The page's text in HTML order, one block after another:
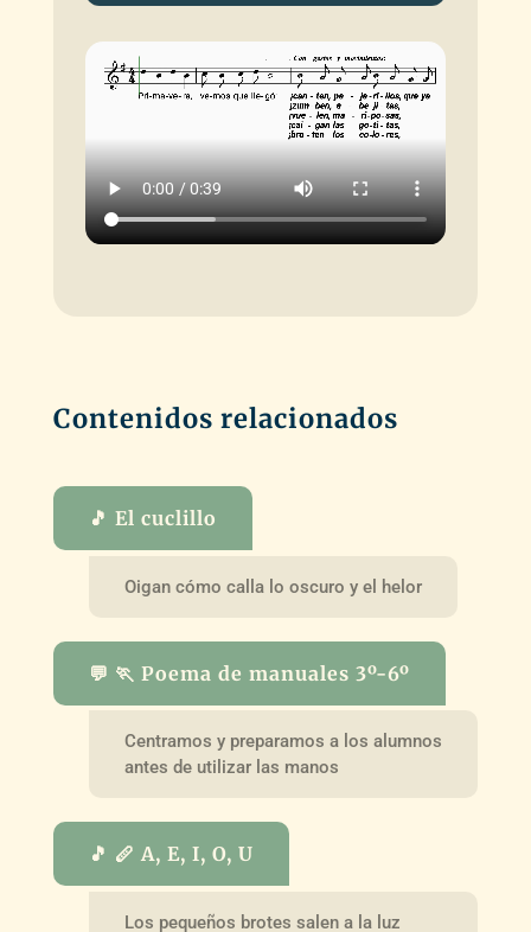
Contenidos relacionados
🎵 El cuclillo
Oigan cómo calla lo oscuro y el helor
💬 🏃 Poema de manuales 3º-6º
Centramos y preparamos a los alumnos
antes de utilizar las manos
🎵 🪈 A, E, I, O, U
Los pequeños brotes salen a la luz